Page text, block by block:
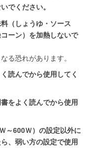
でください。
（しょうゆ・ソース
ーン）を加熱しないで
る恐れがあります。
読んでから使用してく
をよく読んでから使用
～600Ｗ）の設定以外に
、弱い方の設定で使用